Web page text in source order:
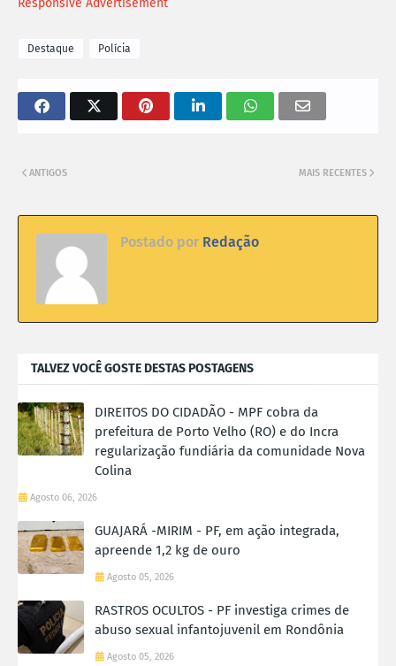
Destaque Polícia
MAIS RECENTES
ANTIGOS
Postado por Redação
TALVEZ VOCÊ GOSTE DESTAS POSTAGENS
DIREITOS DO CIDADÃO - MPF cobra da
prefeitura de Porto Velho (RO) e do Incra
regularização fundiária da comunidade Nova
Colina
Agosto 06, 2026
GUAJARÁ -MIRIM - PF, em ação integrada,
apreende 1,2 kg de ouro
Agosto 05, 2026
RASTROS OCULTOS - PF investiga crimes de
abuso sexual infantojuvenil em Rondônia
Agosto 05, 2026